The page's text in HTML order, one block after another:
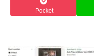
Pocket